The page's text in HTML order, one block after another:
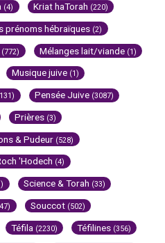
(4) Kriat haTorah (220)
prénoms hébraïques (2)
(772) Mélanges lait/viande (1)
Musique juive (1)
Pensée Juive (3087)
Prières (3)
& Pudeur (528)
'Hodech (4)
Science & Torah (33)
Souccot (502)
Téfila (2230) Téfilines (356)